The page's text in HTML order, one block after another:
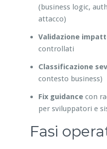
(business logic,
attacco)
Validazione
controllati
Classificazione
contesto business)
Fix guidancecon
per sviluppatori e
Fasi